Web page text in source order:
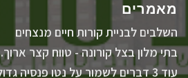
מאמרים
השלבים לבניית קורות חיים מנצחים
בתי מלון בצל קורונה - טווח קצר ארוך.
עוד 3 דברים לשמור על נטו פנסיה גדול בפרישה